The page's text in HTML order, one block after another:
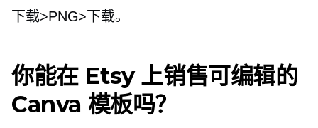
下载>PNG>下载。
你能在 Etsy 上销售可编辑的
Canva 模板吗？